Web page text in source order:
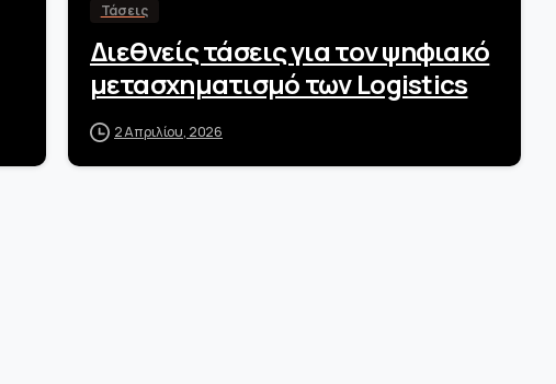
Τάσεις
Διεθνείς τάσεις για τον ψηφιακό
μετασχηματισμό των Logistics
2 Απριλίου, 2026